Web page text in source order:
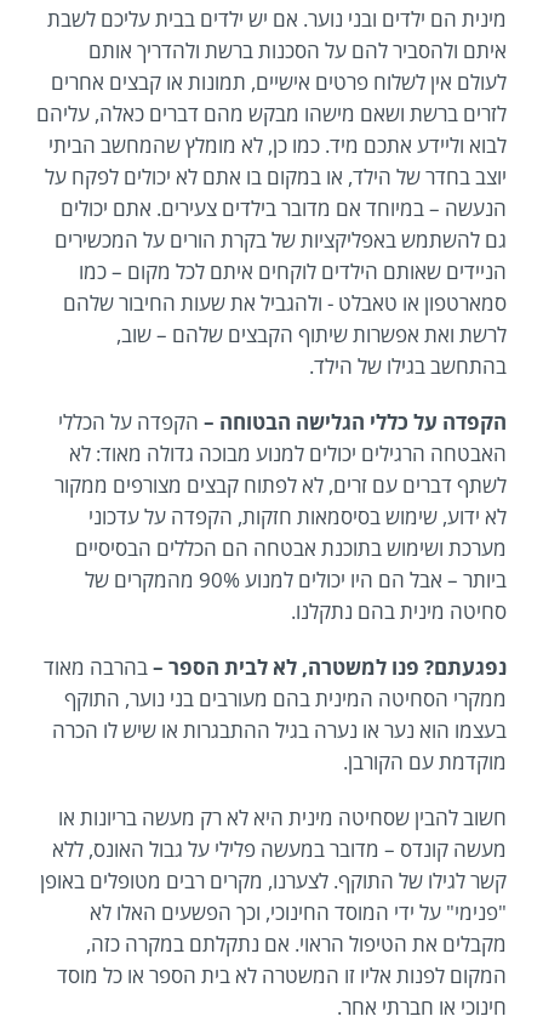
מינית הם ילדים ובני נוער. אם יש ילדים בבית עליכם לשבת
איתם ולהסביר להם על הסכנות ברשת ולהדריך אותם
לעולם אין לשלוח פרטים אישיים, תמונות או קבצים אחרים
לזרים ברשת ושאם מישהו מבקש מהם דברים כאלה, עליהם
לבוא וליידע אתכם מיד. כמו כן, לא מומלץ שהמחשב הביתי
יוצב בחדר של הילד, או במקום בו אתם לא יכולים לפקח על
הנעשה – במיוחד אם מדובר בילדים צעירים. אתם יכולים
גם להשתמש באפליקציות של בקרת הורים על המכשירים
הניידים שאותם הילדים לוקחים איתם לכל מקום – כמו
סמארטפון או טאבלט - ולהגביל את שעות החיבור שלהם
לרשת ואת אפשרות שיתוף הקבצים שלהם – שוב,
בהתחשב בגילו של הילד.
הקפדה על כללי הגלישה הבטוחה – הקפדה על הכללי
האבטחה הרגילים יכולים למנוע מבוכה גדולה מאוד: לא
לשתף דברים עם זרים, לא לפתוח קבצים מצורפים ממקור
לא ידוע, שימוש בסיסמאות חזקות, הקפדה על עדכוני
מערכת ושימוש בתוכנת אבטחה הם הכללים הבסיסיים
ביותר – אבל הם היו יכולים למנוע 90% מהמקרים של
סחיטה מינית בהם נתקלנו.
נפגעתם? פנו למשטרה, לא לבית הספר –בהרבה מאוד
ממקרי הסחיטה המינית בהם מעורבים בני נוער, התוקף
בעצמו הוא נער או נערה בגיל ההתבגרות או שיש לו הכרה
מוקדמת עם הקורבן.
חשוב להבין שסחיטה מינית היא לא רק מעשה בריונות או
מעשה קונדס – מדובר במעשה פלילי על גבול האונס, ללא
קשר לגילו של התוקף. לצערנו, מקרים רבים מטופלים באופן
"פנימי" על ידי המוסד החינוכי, וכך הפשעים האלו לא
מקבלים את הטיפול הראוי. אם נתקלתם במקרה כזה,
המקום לפנות אליו זו המשטרה לא בית הספר או כל מוסד
חינוכי או חברתי אחר.